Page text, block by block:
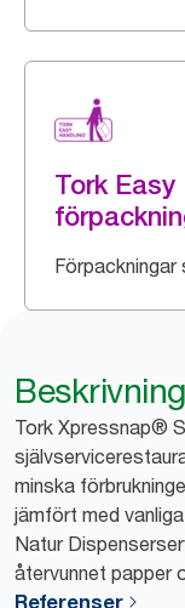
Tork
Beskrivning
Tork Xpressnap®
minska
jämfört med
Natur
återvunnet papper
Referenser